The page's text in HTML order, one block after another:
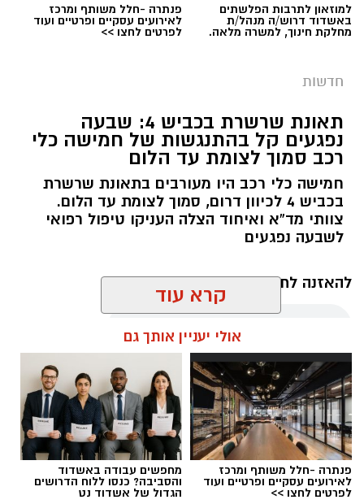
למוזאון לתרבות הפלשתים
באשדוד דרוש/ה מנהל/ת
מחלקת חינוך, למשרה מלאה.
פנתרה -חלל משותף ומרכז
לאירועים עסקיים ופרטיים ועוד
לפרטים לחצו >>
חדשות
תאונת שרשרת בכביש 4: שבעה
נפגעים קל בהתנגשות של חמישה כלי
רכב סמוך לצומת עד הלום
חמישה כלי רכב היו מעורבים בתאונת שרשרת
בכביש 4 לכיוון דרום, סמוך לצומת עד הלום.
צוותי מד”א ואיחוד הצלה העניקו טיפול רפואי
לשבעה נפגעים
להאזנה לתוכן:
עופר אשטוקר / 11:09 07.08.26
תגים: תאונת שרשרת עד הלום
קרא עוד
אולי יעניין אותך גם
פנתרה -חלל משותף ומרכז
לאירועים עסקיים ופרטיים ועוד
לפרטים לחצו >>
מחפשים עבודה באשדוד
והסביבה? כנסו ללוח הדרושים
הגדול של אשדוד נט